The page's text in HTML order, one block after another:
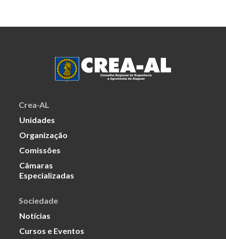
Crea-AL
Unidades
Organização
Comissões
Câmaras
Especializadas
Sociedade
Notícias
Cursos e Eventos